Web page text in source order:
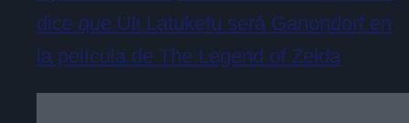
dice que Uli Latukefu será Ganondorf en
la película de The Legend of Zelda